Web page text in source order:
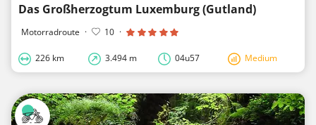
Das Großherzogtum Luxemburg (Gutland)
Motorradroute · 10 ·
226 km 3.494 m 04u57 Medium